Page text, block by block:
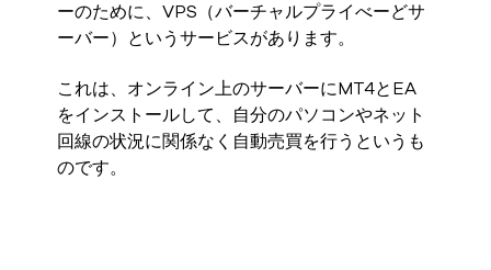
ーのために、VPS（バーチャルプライべーどサ
ーバー）というサービスがあります。
これは、オンライン上のサーバーにMT4とEA
をインストールして、自分のパソコンやネット
回線の状況に関係なく自動売買を行うというも
のです。